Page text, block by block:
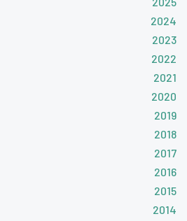
2024
2023
2022
2021
2020
2019
2018
2017
2016
2015
2014